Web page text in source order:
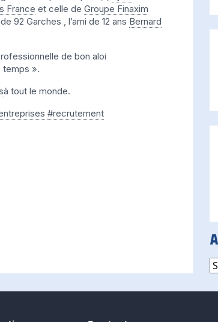
France et celle de Groupe Finaxim
92 Garches , l’ami de 12 ans Bernard
de bon aloi
temps ».
à tout le monde.
#recrutement